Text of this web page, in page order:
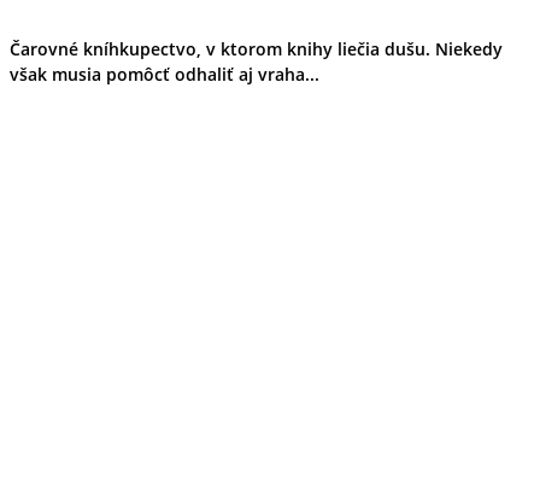
Čarovné kníhkupectvo, v ktorom knihy liečia dušu. Niekedy
však musia pomôcť odhaliť aj vraha...